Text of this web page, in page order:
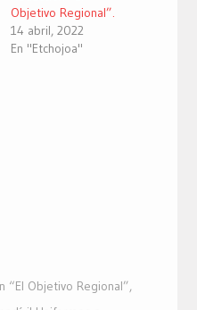
Objetivo Regional”.
14 abril, 2022
En "Etchojoa"
“El Objetivo Regional”,